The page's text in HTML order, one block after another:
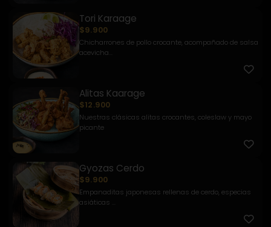
Tori Karaage
$9.900
Chicharrones de pollo crocante, acompañado de salsa
acevicha...
Alitas Kaarage
$12.900
Nuestras clásicas alitas crocantes, coleslaw y mayo
picante
Gyozas Cerdo
$9.900
Empanaditas japonesas rellenas de cerdo, especias
asiáticas ...